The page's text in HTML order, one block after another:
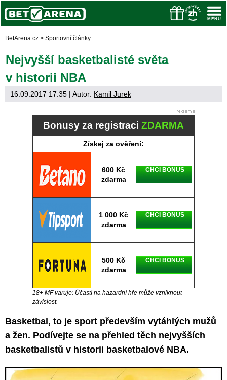
BetArena.cz > Sportovní články
Nejvyšší basketbalisté světa
v historii NBA
16.09.2017 17:35 | Autor: Kamil Jurek
Bonusy za registraci ZDARMA
Získej za ověření:
600 Kč
zdarma
CHCI BONUS
1 000 Kč
zdarma
CHCI BONUS
500 Kč
zdarma
CHCI BONUS
18+ MF varuje: Účastí na hazardní hře může vzniknout
závislost.
Basketbal, to je sport především vytáhlých mužů
a žen. Podívejte se na přehled těch nejvyšších
basketbalistů v historii basketbalové NBA.